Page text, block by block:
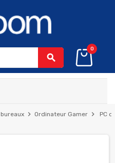
search
0
chevron_right Ordinateur Gamer chevron_right PC